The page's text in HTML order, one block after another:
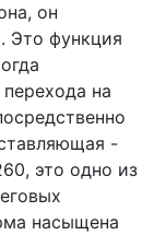
он
Это функция
на
-
это одно из
насыщена